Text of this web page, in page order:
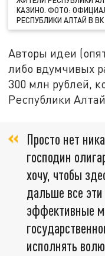
КАЗИНО. ФОТО:
РЕСПУБЛИКИ АЛТАЙ В ВК
Авторы идеи
либо вдумчивых
300 млн рублей,
Республики
Просто нет
господин
хочу, чтобы
дальше все
эффективные
исполнять